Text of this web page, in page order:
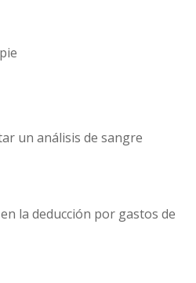
un análisis de sangre
la deducción por gastos de